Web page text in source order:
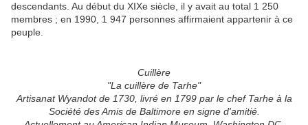
descendants. Au début du XIXe siècle, il y avait au total 1 250
membres ; en 1990, 1 947 personnes affirmaient appartenir à ce
peuple.
Cuillère
"La cuillère de Tarhe"
Artisanat Wyandot de 1730, livré en 1799 par le chef Tarhe à la
Société des Amis de Baltimore en signe d'amitié.